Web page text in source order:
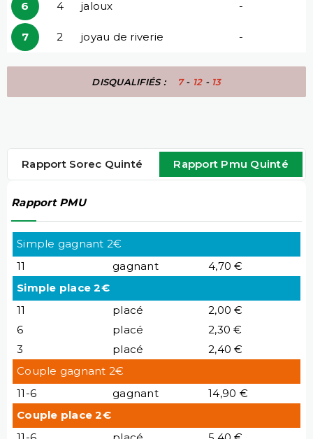
6 4 jaloux -
7 2 joyau de riverie -
DISQUALIFIÉS : 7- 12- 13
Rapport Sorec Quinté Rapport Pmu Quinté
Rapport PMU
Simple gagnant 2€
11
gagnant
4,70 €
Simple place 2€
11
placé
2,00 €
6
placé
2,30 €
3
placé
2,40 €
Couple gagnant 2€
11-6
gagnant
14,90 €
Couple place 2€